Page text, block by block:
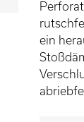
ein